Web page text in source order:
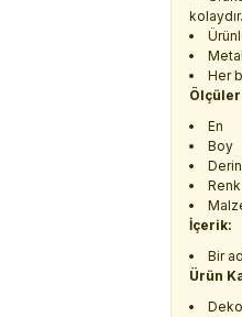
kolaydır.
Her
Ölçüler
En
İçerik:
Bir
Ürün